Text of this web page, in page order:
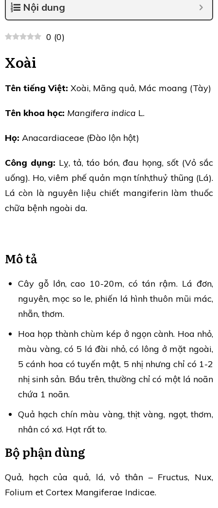
Nội dung
0 (0)
Xoài
Tên tiếng Việt: Xoài, Mãng quả, Mác moang (Tày)
Tên khoa học: Mangifera indica L.
Họ: Anacardiaceae (Đào lộn hột)
Công dụng: Lỵ, tả, táo bón, đau họng, sốt (Vỏ sắc
uống). Ho, viêm phế quản mạn tính,thuỷ thũng (Lá).
Lá còn là nguyên liệu chiết mangiferin làm thuốc
chữa bệnh ngoài da.
Mô tả
Cây gỗ lớn, cao 10-20m, có tán rậm. Lá đơn,
nguyên, mọc so le, phiến lá hình thuôn mũi mác,
nhẵn, thơm.
Hoa họp thành chùm kép ở ngọn cành. Hoa nhỏ,
màu vàng, có 5 lá đài nhỏ, có lông ở mặt ngoài,
5 cánh hoa có tuyến mật, 5 nhị nhưng chỉ có 1-2
nhị sinh sản. Bầu trên, thường chỉ có một lá noãn
chứa 1 noãn.
Quả hạch chín màu vàng, thịt vàng, ngọt, thơm,
nhân có xơ. Hạt rất to.
Bộ phận dùng
Quả, hạch của quả, lá, vỏ thân – Fructus, Nux,
Folium et Cortex Mangiferae Indicae.